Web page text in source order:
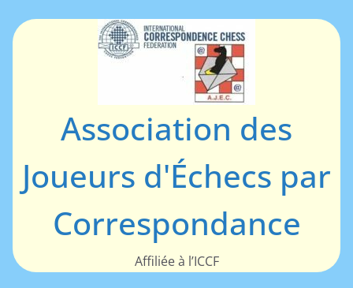
au
Association des
Joueurs d'Échecs par
Correspondance
Affiliée à l’ICCF